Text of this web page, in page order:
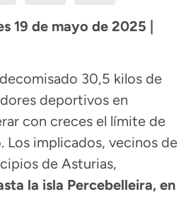
19 de mayo de 2025 |
30,5 kilos de
deportivos en
con creces el límite de
Los implicados, vecinos de
de Asturias,
la isla Percebelleira, en